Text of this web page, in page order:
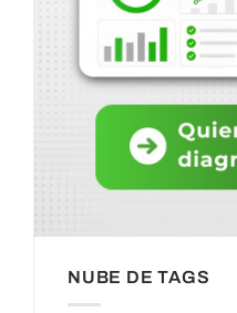
NUBE DE TAGS